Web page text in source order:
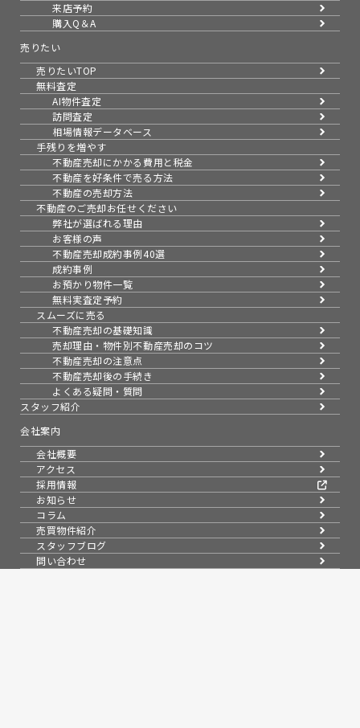
来店予約
購入Q＆A
売りたい
売りたいTOP
無料査定
AI物件査定
訪問査定
相場情報データベース
手残りを増やす
不動産売却にかかる費用と税金
不動産を好条件で売る方法
不動産の売却方法
不動産のご売却お任せください
弊社が選ばれる理由
お客様の声
不動産売却成約事例40選
成約事例
お預かり物件一覧
無料実査定予約
スムーズに売る
不動産売却の基礎知識
売却理由・物件別不動産売却のコツ
不動産売却の注意点
不動産売却後の手続き
よくある疑問・質問
スタッフ紹介
会社案内
会社概要
アクセス
採用情報
お知らせ
コラム
売買物件紹介
スタッフブログ
問い合わせ